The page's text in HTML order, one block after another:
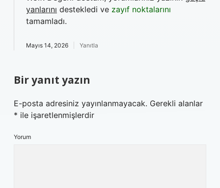
yanlarını destekledi ve zayıf noktalarını
tamamladı.
Mayıs 14, 2026 Yanıtla
Bir yanıt yazın
E-posta adresiniz yayınlanmayacak. Gerekli alanlar
* ile işaretlenmişlerdir
Yorum